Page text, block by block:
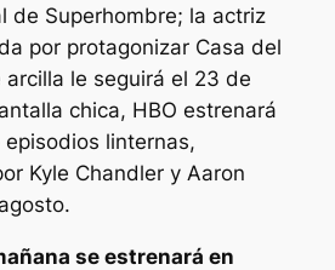
de Superhombre; la actriz
por protagonizar Casa del
arcilla le seguirá el 23 de
chica, HBO estrenará
episodios linternas,
Kyle Chandler y Aaron
se estrenará en